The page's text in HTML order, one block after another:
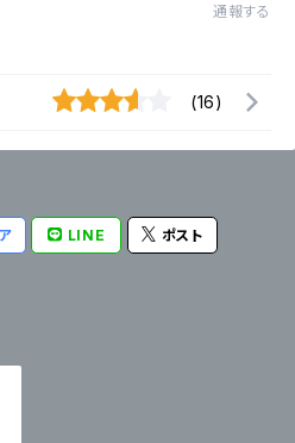
通報する
(16)
LINE ポスト